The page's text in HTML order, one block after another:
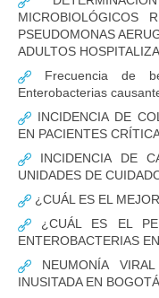
MICROBIOLÓGICOS
PSEUDOMONAS
ADULTOS
Frecuencia de
Enterobacterias
INCIDENCIA DE
EN PACIENTES
INCIDENCIA DE
UNIDADES DE
¿CUÁL ES EL
¿CUÁL ES EL
ENTEROBACTERIAS
NEUMONÍA
INUSITADA EN